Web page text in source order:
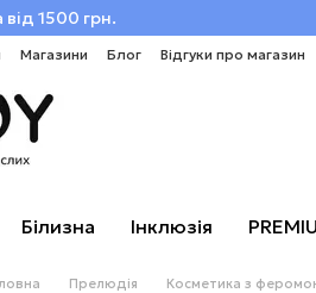
1500 грн.
Магазини Блог Відгуки про магазин
Білизна Інклюзія
Прелюдія Косметика з